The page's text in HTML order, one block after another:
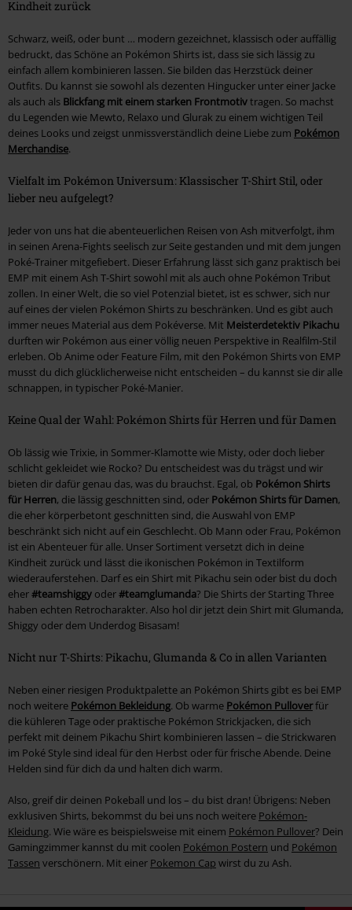
Kindheit zurück
Schwarz, weiß, oder bunt … modern gezeichnet, klassisch oder auffällig
bedruckt, das Schöne an Pokémon Shirts ist, dass sie sich lässig zu
einfach allem kombinieren lassen. Sie bilden das Herzstück deiner
Outfits. Du kannst sie sowohl als dezenten Hingucker unter einer Jacke
als auch als Blickfang mit einem starken Frontmotivtragen. So machst
du Legenden wie Mewto, Relaxo und Glurak zu einem wichtigen Teil
deines Looks und zeigst unmissverständlich deine Liebe zum Pokémon
Merchandise.
Vielfalt im Pokémon Universum: Klassischer T-Shirt Stil, oder
lieber neu aufgelegt?
Jeder von uns hat die abenteuerlichen Reisen von Ash mitverfolgt, ihm
in seinen Arena-Fights seelisch zur Seite gestanden und mit dem jungen
Poké-Trainer mitgefiebert. Dieser Erfahrung lässt sich ganz praktisch bei
EMP mit einem Ash T-Shirt sowohl mit als auch ohne Pokémon Tribut
zollen. In einer Welt, die so viel Potenzial bietet, ist es schwer, sich nur
auf eines der vielen Pokémon Shirts zu beschränken. Und es gibt auch
immer neues Material aus dem Pokéverse. Mit Meisterdetektiv Pikachu
durften wir Pokémon aus einer völlig neuen Perspektive in Realfilm-Stil
erleben. Ob Anime oder Feature Film, mit den Pokémon Shirts von EMP
musst du dich glücklicherweise nicht entscheiden – du kannst sie dir alle
schnappen, in typischer Poké-Manier.
Keine Qual der Wahl: Pokémon Shirts für Herren und für Damen
Ob lässig wie Trixie, in Sommer-Klamotte wie Misty, oder doch lieber
schlicht gekleidet wie Rocko? Du entscheidest was du trägst und wir
bieten dir dafür genau das, was du brauchst. Egal, ob Pokémon Shirts
für Herren, die lässig geschnitten sind, oder Pokémon Shirts für Damen,
die eher körperbetont geschnitten sind, die Auswahl von EMP
beschränkt sich nicht auf ein Geschlecht. Ob Mann oder Frau, Pokémon
ist ein Abenteuer für alle. Unser Sortiment versetzt dich in deine
Kindheit zurück und lässt die ikonischen Pokémon in Textilform
wiederauferstehen. Darf es ein Shirt mit Pikachu sein oder bist du doch
eher#teamshiggy oder#teamglumanda? Die Shirts der Starting Three
haben echten Retrocharakter. Also hol dir jetzt dein Shirt mit Glumanda,
Shiggy oder dem Underdog Bisasam!
Nicht nur T-Shirts: Pikachu, Glumanda & Co in allen Varianten
Neben einer riesigen Produktpalette an Pokémon Shirts gibt es bei EMP
noch weitere Pokémon Bekleidung. Ob warme Pokémon Pulloverfür
die kühleren Tage oder praktische Pokémon Strickjacken, die sich
perfekt mit deinem Pikachu Shirt kombinieren lassen – die Strickwaren
im Poké Style sind ideal für den Herbst oder für frische Abende. Deine
Helden sind für dich da und halten dich warm.
Also, greif dir deinen Pokeball und los – du bist dran! Übrigens: Neben
exklusiven Shirts, bekommst du bei uns noch weitere Pokémon-
Kleidung. Wie wäre es beispielsweise mit einem Pokémon Pullover? Dein
Gamingzimmer kannst du mit coolen Pokémon Postern und Pokémon
Tassen verschönern. Mit einer Pokemon Cap wirst du zu Ash.